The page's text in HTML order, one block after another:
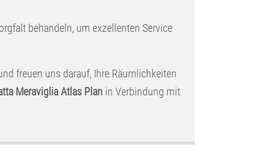
behandeln, um exzellenten Service
freuen uns darauf, Ihre Räumlichkeiten
Meraviglia Atlas Plan in Verbindung mit